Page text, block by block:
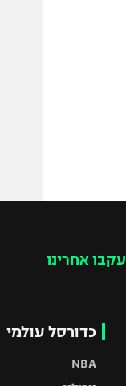
עקבו אחרינו
כדורסל עולמי
NBA